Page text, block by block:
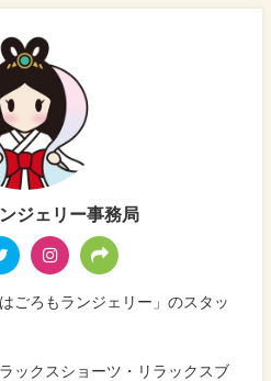
ジェリー事務局
ごろもランジェリー」のスタッ
ックスショーツ・リラックスブ